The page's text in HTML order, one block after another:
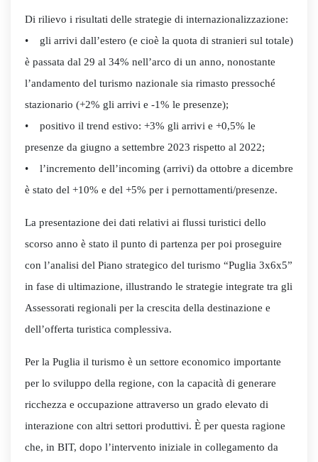
Di rilievo i risultati delle strategie di internazionalizzazione:
• gli arrivi dall’estero (e cioè la quota di stranieri sul totale)
è passata dal 29 al 34% nell’arco di un anno, nonostante
l’andamento del turismo nazionale sia rimasto pressoché
stazionario (+2% gli arrivi e -1% le presenze);
• positivo il trend estivo: +3% gli arrivi e +0,5% le
presenze da giugno a settembre 2023 rispetto al 2022;
• l’incremento dell’incoming (arrivi) da ottobre a dicembre
è stato del +10% e del +5% per i pernottamenti/presenze.
La presentazione dei dati relativi ai flussi turistici dello
scorso anno è stato il punto di partenza per poi proseguire
con l’analisi del Piano strategico del turismo “Puglia 3x6x5”
in fase di ultimazione, illustrando le strategie integrate tra gli
Assessorati regionali per la crescita della destinazione e
dell’offerta turistica complessiva.
Per la Puglia il turismo è un settore economico importante
per lo sviluppo della regione, con la capacità di generare
ricchezza e occupazione attraverso un grado elevato di
interazione con altri settori produttivi. È per questa ragione
che, in BIT, dopo l’intervento iniziale in collegamento da